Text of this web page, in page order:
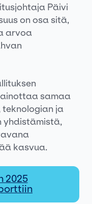
Päivi
on osa sitä,
arvoa
samaa
teknologian ja
yhdistämistä,
kasvua.
2025